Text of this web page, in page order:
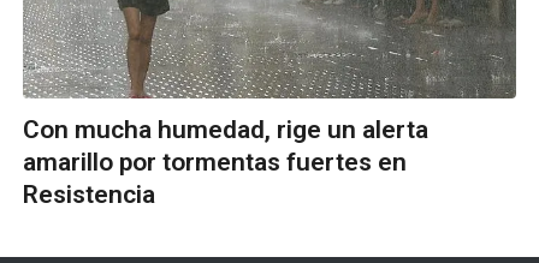
Con mucha humedad, rige un alerta
amarillo por tormentas fuertes en
Resistencia